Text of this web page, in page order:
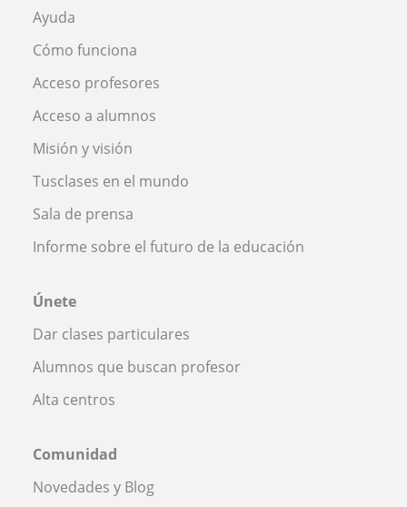
Ayuda
Cómo funciona
Acceso profesores
Acceso a alumnos
Misión y visión
Tusclases en el mundo
Sala de prensa
Informe sobre el futuro de la educación
Únete
Dar clases particulares
Alumnos que buscan profesor
Alta centros
Comunidad
Novedades y Blog